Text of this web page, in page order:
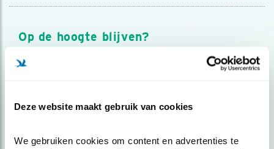
Deze website maakt gebruik van cookies
We gebruiken cookies om content en advertenties te
Op de hoogte blijven?
Meld je aan en ontvang nieuws, inspiratie, acties en tips
over vogels en activiteiten van Vogelbescherming.